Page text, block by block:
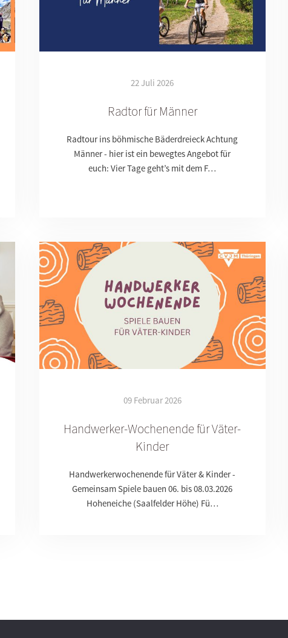
22 Juli 2026
Radtor für Männer
Radtour ins böhmische Bäderdreieck Achtung
Männer - hier ist ein bewegtes Angebot für
euch: Vier Tage geht’s mit dem F…
09 Februar 2026
Handwerker-Wochenende für Väter-
Kinder
Handwerkerwochenende für Väter & Kinder -
Gemeinsam Spiele bauen 06. bis 08.03.2026
Hoheneiche (Saalfelder Höhe) Fü…